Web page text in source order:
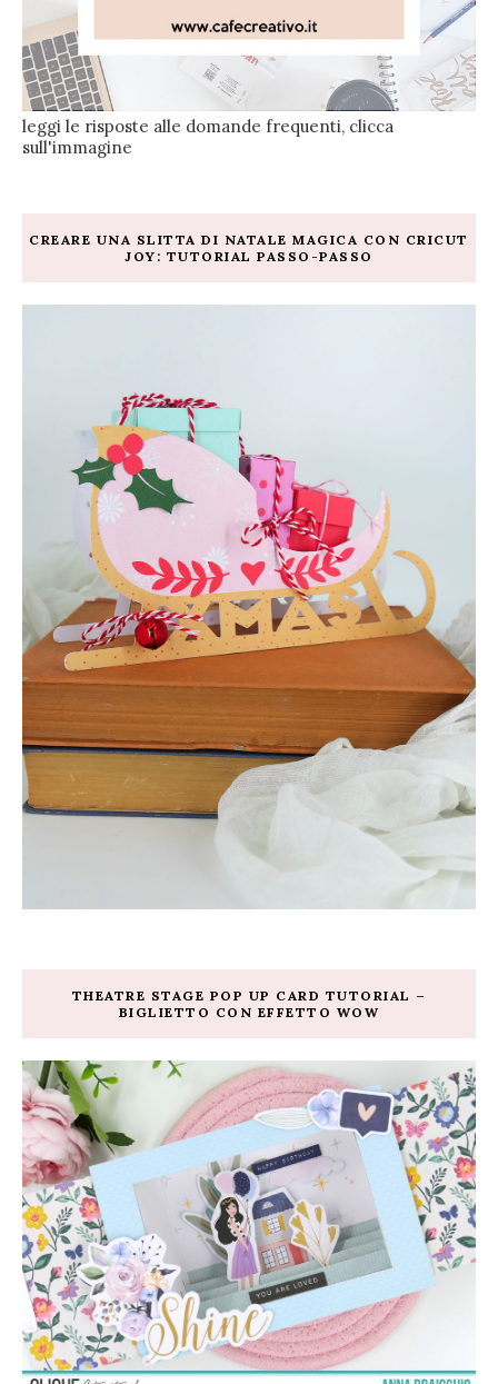
leggi le risposte alle domande frequenti, clicca
sull'immagine
CREARE UNA SLITTA DI NATALE MAGICA CON CRICUT
JOY: TUTORIAL PASSO-PASSO
THEATRE STAGE POP UP CARD TUTORIAL –
BIGLIETTO CON EFFETTO WOW